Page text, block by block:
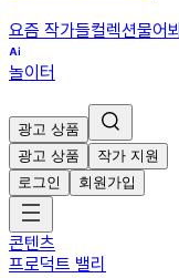
요즘 작가들컬렉션물어
놀이터
광고 상품
광고 상품
작가 지원
로그인
회원가입
콘텐츠
프로덕트 밸리